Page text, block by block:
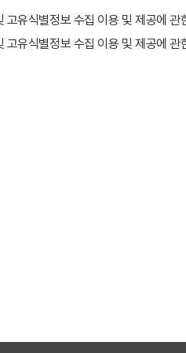
고유식별정보 수집 이용 및 제공에
고유식별정보 수집 이용 및 제공에